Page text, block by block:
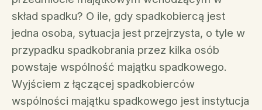
skład spadku? O ile, gdy spadkobiercą jest
jedna osoba, sytuacja jest przejrzysta, o tyle w
przypadku spadkobrania przez kilka osób
powstaje wspólność majątku spadkowego.
Wyjściem z łączącej spadkobierców
wspólności majątku spadkowego jest instytucja